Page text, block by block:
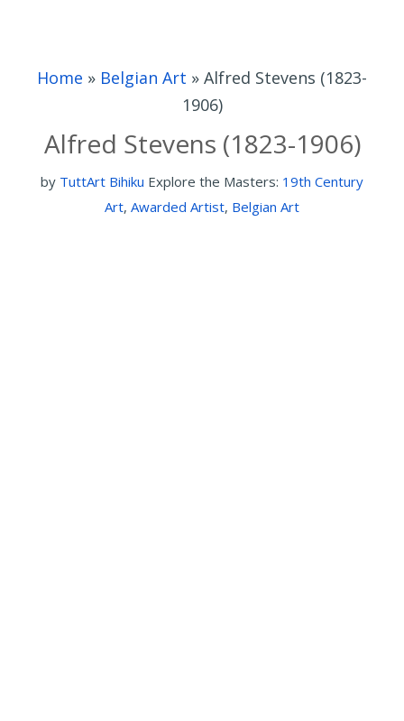
Home » Belgian Art » Alfred Stevens (1823-
1906)
Alfred Stevens (1823-1906)
by TuttArt Bihiku Explore the Masters: 19th Century
Art, Awarded Artist, Belgian Art